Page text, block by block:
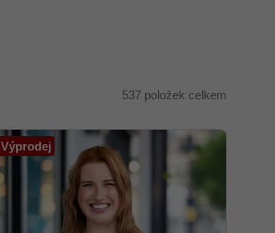
537 položek celkem
Výprodej